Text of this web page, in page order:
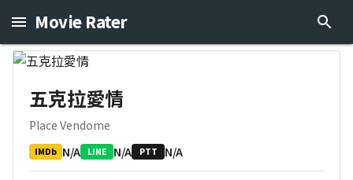
Movie Rater
五克拉愛情
Place Vendome
IMDb N/A LINE N/A PTT N/A